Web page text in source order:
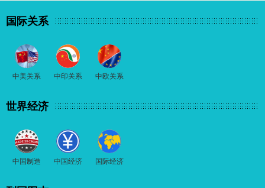
国际关系
中美关系 中印关系 中欧关系
世界经济
中国制造 中国经济 国际经济